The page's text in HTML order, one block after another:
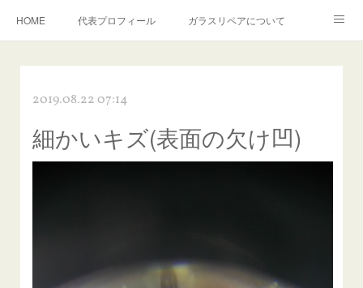
HOME 代表プロフィール ガラスリペアについて
飛び石施工料金について
当店へのアクセス 建築ガラスキズ取り・研磨・磨き
飛び石ひび割れでヒビ先が伸びた場合は？
2019.08.22 07:14
細かいキズ(表面の欠け凹)